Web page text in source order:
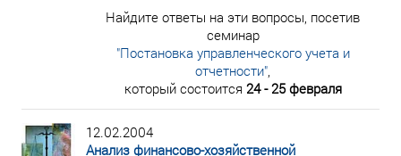
Найдите ответы на эти вопросы, посетив
семинар
"Постановка управленческого учета и
отчетности",
который состоится 24 - 25 февраля
12.02.2004
Анализ финансово-хозяйственной